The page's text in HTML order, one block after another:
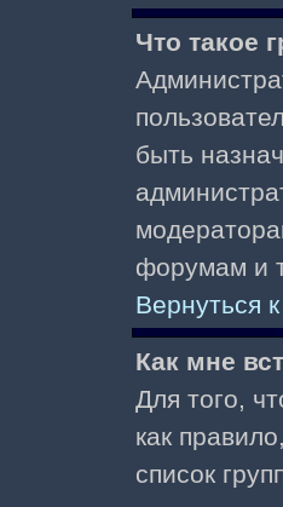
Что такое
быть
форумам и
Вернуться
Как мне
Для того,
как
список